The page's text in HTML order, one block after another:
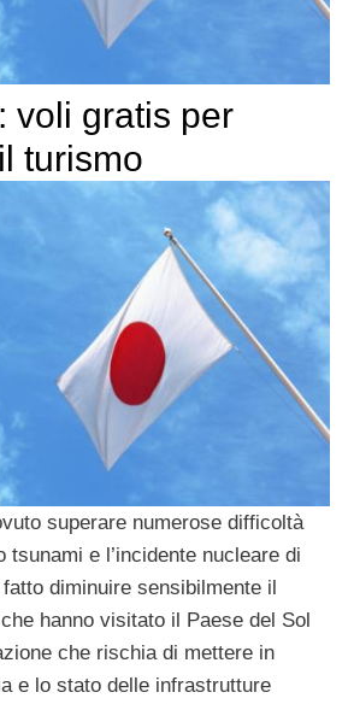
voli gratis per
turismo
superare numerose difficoltà
tsunami e l’incidente nucleare di
diminuire sensibilmente il
hanno visitato il Paese del Sol
che rischia di mettere in
e lo stato delle infrastrutture